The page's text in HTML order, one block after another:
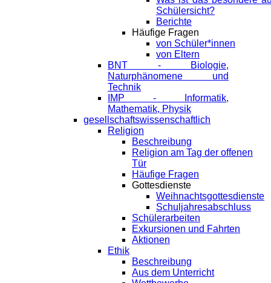
Schülersicht?
Berichte
Häufige Fragen
von Schüler*innen
von Eltern
BNT - Biologie,
Naturphänomene und
Technik
IMP - Informatik,
Mathematik, Physik
gesellschaftswissenschaftlich
Religion
Beschreibung
Religion am Tag der offenen
Tür
Häufige Fragen
Gottesdienste
Weihnachtsgottesdienste
Schuljahresabschluss
Schülerarbeiten
Exkursionen und Fahrten
Aktionen
Ethik
Beschreibung
Aus dem Unterricht